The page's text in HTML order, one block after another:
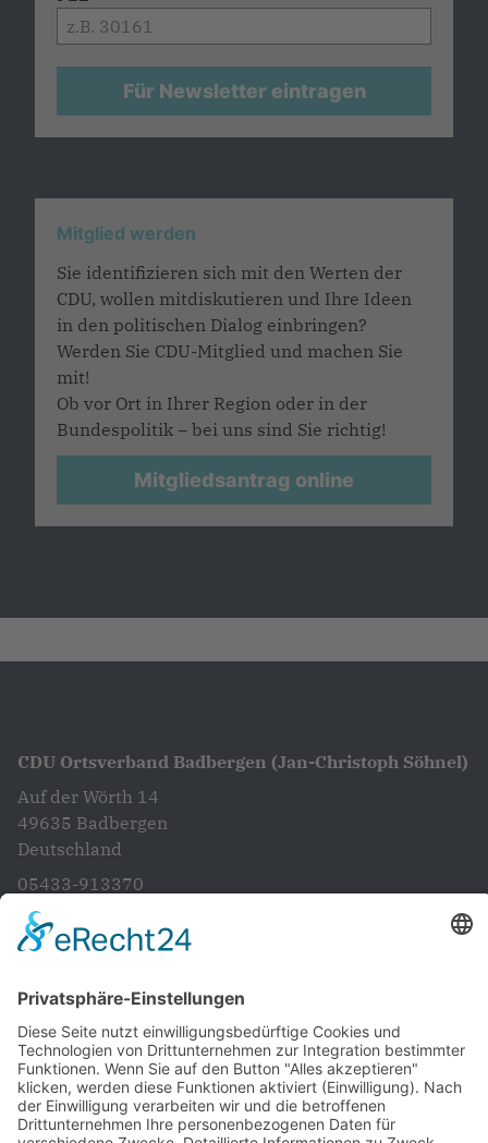
Für Newsletter eintragen
Mitglied werden
Sie identifizieren sich mit den Werten der
CDU, wollen mitdiskutieren und Ihre Ideen
in den politischen Dialog einbringen?
Werden Sie CDU-Mitglied und machen Sie
mit!
Ob vor Ort in Ihrer Region oder in der
Bundespolitik – bei uns sind Sie richtig!
Mitgliedsantrag online
CDU Ortsverband Badbergen (Jan-Christoph Söhnel)
Auf der Wörth 14
49635 Badbergen
Deutschland
05433-913370
info@cdubadbergen.de
CDU in Niedersachsen
Startseite
Aktuelles
Vorstand
Unsere Ziele und Anliegen